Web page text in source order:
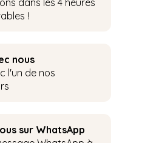
dans les 4 heures
!
nous
l'un de nos
sur WhatsApp